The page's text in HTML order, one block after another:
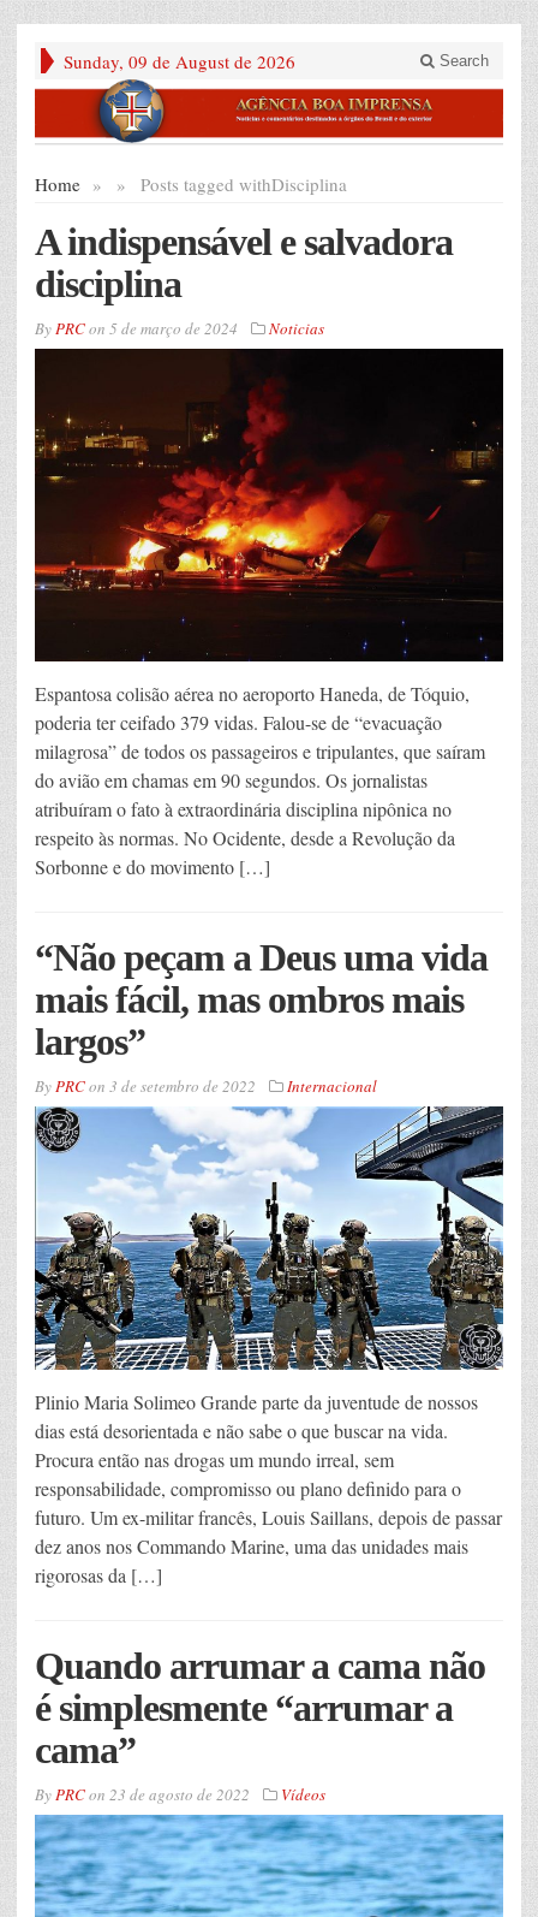
Sunday, 09 de August de 2026 Search
Home » Posts tagged with
» Disciplina
A indispensável e salvadora
disciplina
ByPRCon 5 de março de 2024 Noticias
Espantosa colisão aérea no aeroporto Haneda, de Tóquio,
poderia ter ceifado 379 vidas. Falou-se de “evacuação
milagrosa” de todos os passageiros e tripulantes, que saíram
do avião em chamas em 90 segundos. Os jornalistas
atribuíram o fato à extraordinária disciplina nipônica no
respeito às normas. No Ocidente, desde a Revolução da
Sorbonne e do movimento […]
“Não peçam a Deus uma vida
mais fácil, mas ombros mais
largos”
ByPRCon 3 de setembro de 2022 Internacional
Plinio Maria Solimeo Grande parte da juventude de nossos
dias está desorientada e não sabe o que buscar na vida.
Procura então nas drogas um mundo irreal, sem
responsabilidade, compromisso ou plano definido para o
futuro. Um ex-militar francês, Louis Saillans, depois de passar
dez anos nos Commando Marine, uma das unidades mais
rigorosas da […]
Quando arrumar a cama não
é simplesmente “arrumar a
cama”
ByPRCon 23 de agosto de 2022 Vídeos